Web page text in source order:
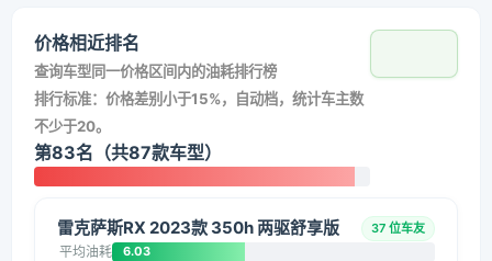
价格相近排名
查询车型同一价格区间内的油耗排行榜
排行标准：价格差别小于15%，自动档，统计车主数
不少于20。
第83名（共87款车型）
雷克萨斯RX 2023款 350h 两驱舒享版 37 位车友
平均油耗 6.03